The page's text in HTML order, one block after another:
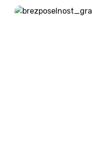
nedavna prometna
avtocesti, vendar